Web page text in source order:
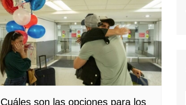
Cuáles son las opciones para los